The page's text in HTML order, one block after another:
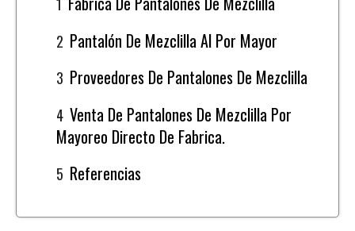
Pantalón De Mezclilla Al Por Mayor
Proveedores De Pantalones De Mezclilla
Venta De Pantalones De Mezclilla Por
Mayoreo Directo De Fabrica.
Referencias